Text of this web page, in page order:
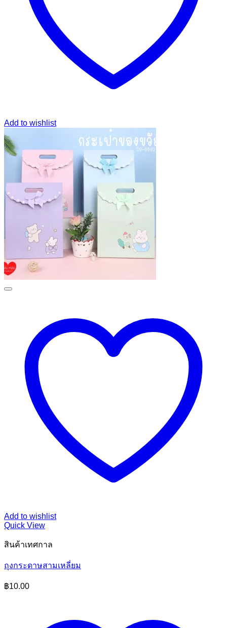
Add to wishlist
Add to wishlist
Quick View
สินค้าเทศกาล
ถุงกระดาษสามเหลี่ยม
฿10.00